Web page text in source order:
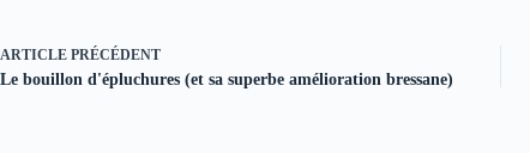
ARTICLE PRÉCÉDENT
Le bouillon d'épluchures (et sa superbe amélioration bressane)